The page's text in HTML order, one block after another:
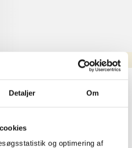
Detaljer Om
og optimering af
...
...